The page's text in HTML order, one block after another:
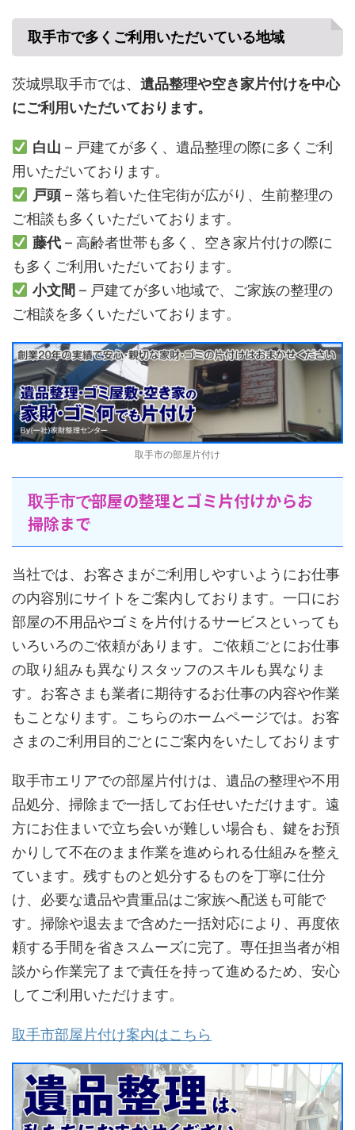
取手市で多くご利用いただいている地域
茨城県取手市では、 遺品整理や空き家片付けを中心
にご利用いただいております。
白山 – 戸建てが多く、遺品整理の際に多くご利
用いただいております。
戸頭– 落ち着いた住宅街が広がり、生前整理の
ご相談も多くいただいております。
藤代– 高齢者世帯も多く、空き家片付けの際に
も多くご利用いただいております。
小文間 – 戸建てが多い地域で、ご家族の整理の
ご相談を多くいただいております。
取手市の部屋片付け
取手市で部屋の整理とゴミ片付けからお
掃除まで
当社では、お客さまがご利用しやすいようにお仕事
の内容別にサイトをご案内しております。一口にお
部屋の不用品やゴミを片付けるサービスといっても
いろいろのご依頼があります。ご依頼ごとにお仕事
の取り組みも異なりスタッフのスキルも異なりま
す。お客さまも業者に期待するお仕事の内容や作業
もことなります。こちらのホームページでは。お客
さまのご利用目的ごとにご案内をいたしております
取手市エリアでの部屋片付けは、遺品の整理や不用
品処分、掃除まで一括してお任せいただけます。遠
方にお住まいで立ち会いが難しい場合も、鍵をお預
かりして不在のまま作業を進められる仕組みを整え
ています。残すものと処分するものを丁寧に仕分
け、必要な遺品や貴重品はご家族へ配送も可能で
す。掃除や退去まで含めた一括対応により、再度依
頼する手間を省きスムーズに完了。専任担当者が相
談から作業完了まで責任を持って進めるため、安心
してご利用いただけます。
取手市部屋片付け案内はこちら